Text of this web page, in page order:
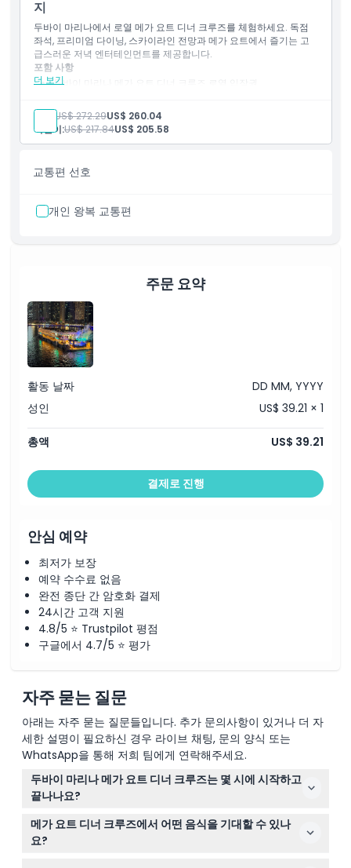
지
두바이 마리나에서 로열 메가 요트 디너 크루즈를 체험하세요. 독점
좌석, 프리미엄 다이닝, 스카이라인 전망과 메가 요트에서 즐기는 고
급스러운 저녁 엔터테인먼트를 제공합니다.
더 보기
포함 사항
두바이 마리나 메가 요트 디너 크루즈 로열 입장권
오후 7시 30분부터 오후 10시 30분까지 3시간 두바이 마리나
럭셔리 크루즈
선택 음료와 함께하는 고급 뷔페 디너
온보드 라이브 엔터테인먼트와 음악 이용 가능
성인: US$ 272.29US$ 260.04
어린이:US$ 217.84US$ 205.58
교통편 선호
개인 왕복 교통편
주문 요약
활동 날짜
DD MM, YYYY
성인
US$ 39.21 × 1
총액 US$ 39.21
결제로 진행
안심 예약
최저가 보장
예약 수수료 없음
완전 종단 간 암호화 결제
24시간 고객 지원
4.8/5 ⭐ Trustpilot 평점
구글에서 4.7/5 ⭐ 평가
자주 묻는 질문
아래는 자주 묻는 질문들입니다. 추가 문의사항이 있거나 더 자
세한 설명이 필요하신 경우 라이브 채팅, 문의 양식 또는
WhatsApp을 통해 저희 팀에게 연락해주세요.
두바이 마리나 메가 요트 디너 크루즈는 몇 시에 시작하고
끝나나요?
탑승은 오후 6시 45분부터 시작하며, 크루즈는 오후 7시
30분부터 오후 10시 30분까지 운항합니다(변경될 수 있으
니 예약 시 확인 바랍니다).
메가 요트 디너 크루즈에서 어떤 음식을 기대할 수 있나
요?